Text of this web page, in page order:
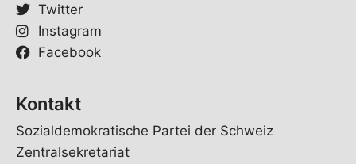
Twitter
Instagram
Facebook
Kontakt
Sozialdemokratische Partei der Schweiz
Zentralsekretariat